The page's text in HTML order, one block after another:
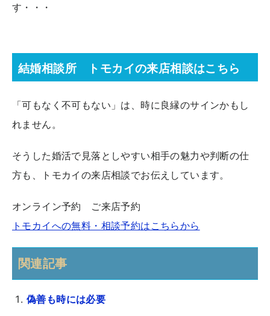
す・・・
結婚相談所 トモカイの来店相談はこちら
「可もなく不可もない」は、時に良縁のサインかもし
れません。
そうした婚活で見落としやすい相手の魅力や判断の仕
方も、トモカイの来店相談でお伝えしています。
オンライン予約 ご来店予約
トモカイへの無料・相談予約はこちらから
関連記事
偽善も時には必要